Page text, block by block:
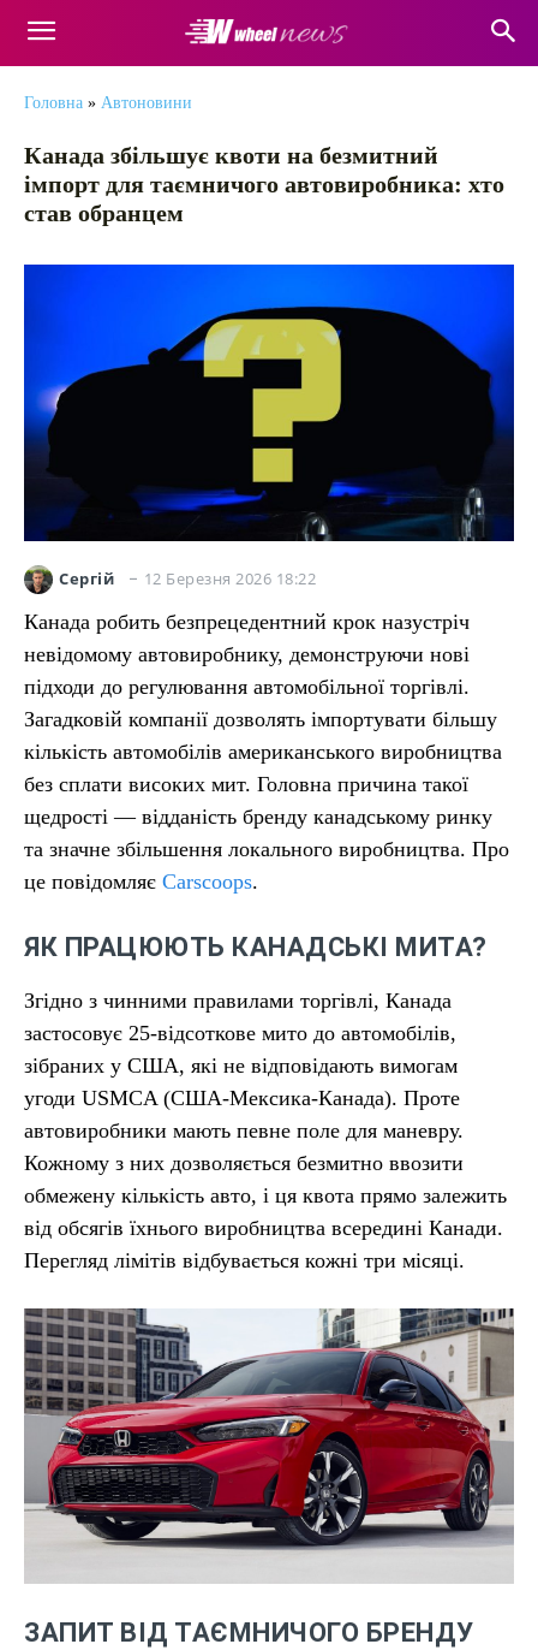
Головна » Автоновини
Канада збільшує квоти на безмитний
імпорт для таємничого автовиробника: хто
став обранцем
Сергій 12 Березня 2026 18:22
Канада робить безпрецедентний крок назустріч
невідомому автовиробнику, демонструючи нові
підходи до регулювання автомобільної торгівлі.
Загадковій компанії дозволять імпортувати більшу
кількість автомобілів американського виробництва
без сплати високих мит. Головна причина такої
щедрості — відданість бренду канадському ринку
та значне збільшення локального виробництва. Про
це повідомляє Carscoops.
ЯК ПРАЦЮЮТЬ КАНАДСЬКІ МИТА?
Згідно з чинними правилами торгівлі, Канада
застосовує 25-відсоткове мито до автомобілів,
зібраних у США, які не відповідають вимогам
угоди USMCA (США-Мексика-Канада). Проте
автовиробники мають певне поле для маневру.
Кожному з них дозволяється безмитно ввозити
обмежену кількість авто, і ця квота прямо залежить
від обсягів їхнього виробництва всередині Канади.
Перегляд лімітів відбувається кожні три місяці.
ЗАПИТ ВІД ТАЄМНИЧОГО БРЕНДУ